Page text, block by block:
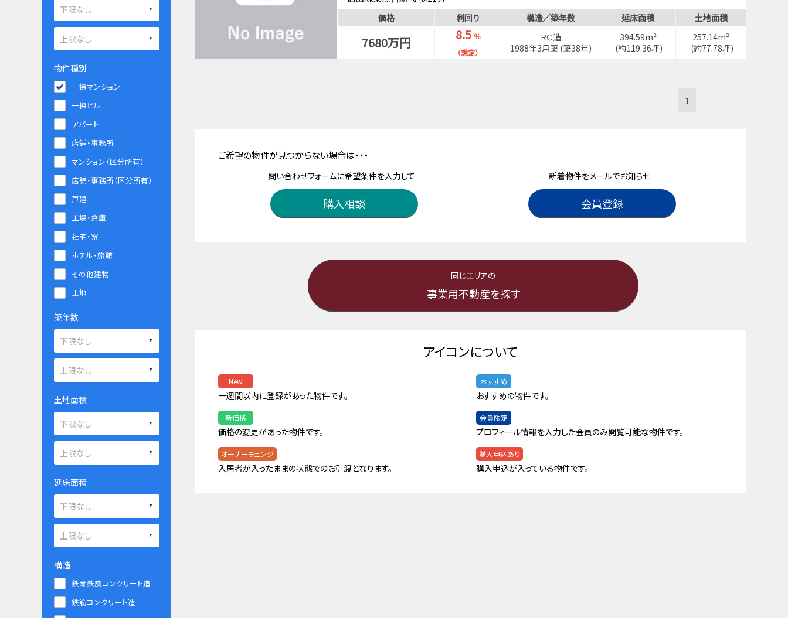
仙台市地下鉄南北線台原駅 徒歩15分
価格 利回り 構造／築年数 延床面積 土地面積
7680万円 8.5 ％
（想定）
ＲＣ造
1988年3月築 (築38年)
394.59m²
(約119.36坪)
257.14m²
(約77.78坪)
1
ご希望の物件が見つからない場合は・・・
問い合わせフォームに希望条件を入力して
購入相談
新着物件をメールでお知らせ
会員登録
同じエリアの
事業用不動産を探す
アイコンについて
New
一週間以内に登録があった物件です。
おすすめ
おすすめの物件です。
新価格
価格の変更があった物件です。
会員限定
プロフィール情報を入力した会員のみ閲覧可能な物件です。
オーナーチェンジ
入居者が入ったままの状態でのお引渡となります。
購入申込あり
購入申込が入っている物件です。
物件種別
一棟マンション
一棟ビル
アパート
店舗・事務所
マンション（区分所有）
店舗・事務所（区分所有）
戸建
工場・倉庫
社宅・寮
ホテル・旅館
その他建物
土地
築年数
土地面積
延床面積
構造
鉄骨鉄筋コンクリート造
鉄筋コンクリート造